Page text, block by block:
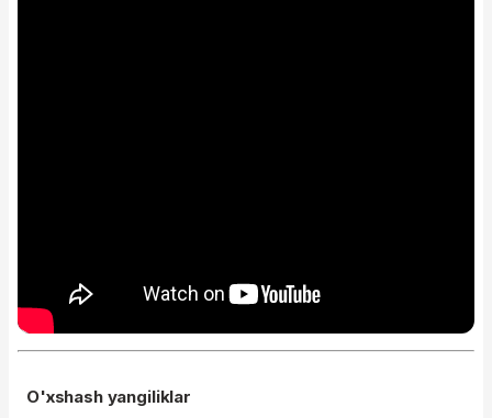
O'xshash yangiliklar